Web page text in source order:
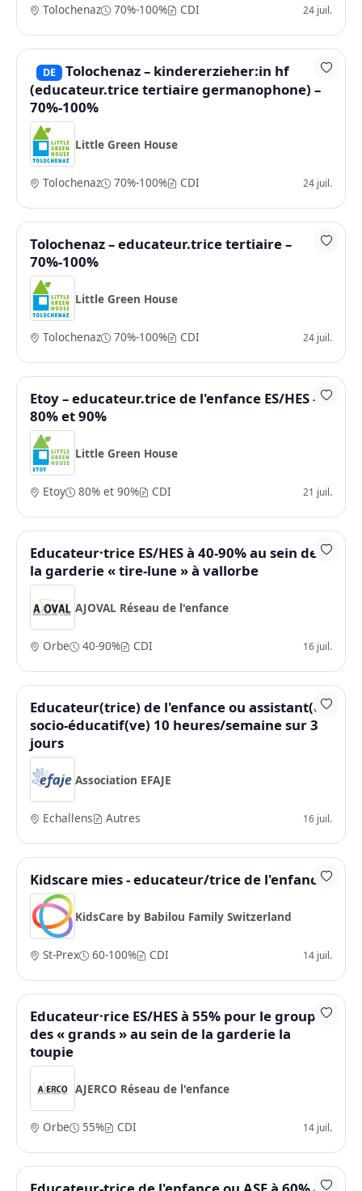
Tolochenaz 70%-100% CDI 24 juil.
DE
Tolochenaz – kindererzieher:in hf
(educateur.trice tertiaire germanophone) –
70%-100%
Little Green House
Tolochenaz 70%-100% CDI 24 juil.
Tolochenaz – educateur.trice tertiaire –
70%-100%
Little Green House
Tolochenaz 70%-100% CDI 24 juil.
Etoy – educateur.trice de l'enfance ES/HES –
80% et 90%
Little Green House
Etoy 80% et 90% CDI 21 juil.
Educateur·trice ES/HES à 40-90% au sein de
la garderie « tire-lune » à vallorbe
AJOVAL Réseau de l'enfance
Orbe 40-90% CDI 16 juil.
Educateur(trice) de l'enfance ou assistant(e)
socio-éducatif(ve) 10 heures/semaine sur 3
jours
Association EFAJE
Echallens Autres 16 juil.
Kidscare mies - educateur/trice de l'enfance
KidsCare by Babilou Family Switzerland
St-Prex 60-100% CDI 14 juil.
Educateur·rice ES/HES à 55% pour le groupe
des « grands » au sein de la garderie la
toupie
AJERCO Réseau de l'enfance
Orbe 55% CDI 14 juil.